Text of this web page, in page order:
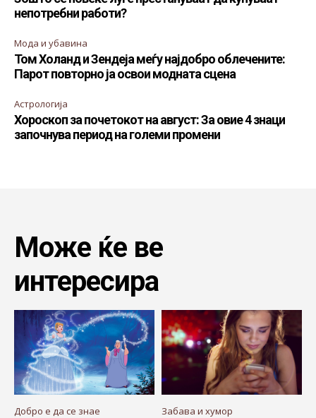
непотребни работи?
Мода и убавина
Том Холанд и Зендеја меѓу најдобро облечените:
Парот повторно ја освои модната сцена
Астрологија
Хороскоп за почетокот на август: За овие 4 знаци
започнува период на големи промени
Може ќе ве
интересира
Добро е да се знае Забава и хумор